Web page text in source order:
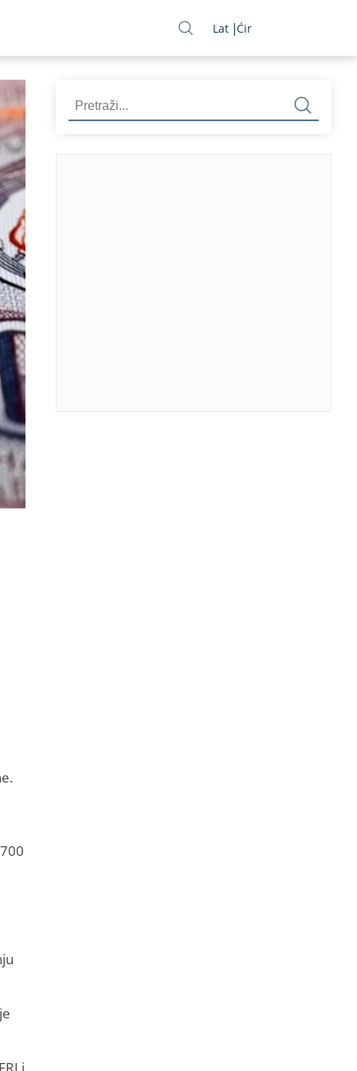
Lat Ćir
i